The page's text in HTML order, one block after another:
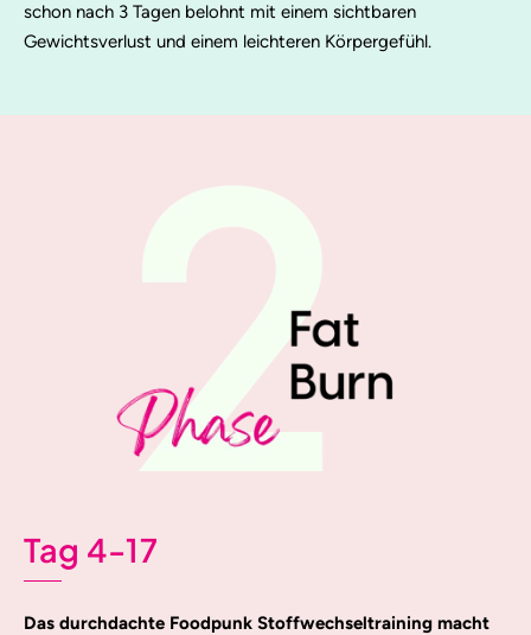
schon nach 3 Tagen belohnt mit einem sichtbaren
Gewichtsverlust und einem leichteren Körpergefühl.
Tag 4-17
Das durchdachte Foodpunk Stoffwechseltraining macht